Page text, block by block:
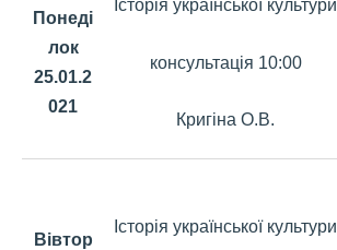
Понеді
лок
25.01.2
021
Історія української культури
консультація 10:00
Кригіна О.В.
Вівтор
Історія української культури